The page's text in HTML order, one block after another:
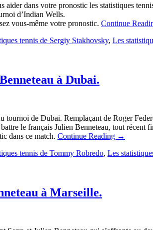
dans votre pronostic les statistiques
d’Indian Wells.
vous-même votre pronostic. Continue
tennis de Sergiy Stakhovsky, Les
à Dubai.
tournoi de Dubai. Remplaçant de Roger
le français Julien Benneteau, tout récent
dans ce match. Continue Reading →
tennis de Tommy Robredo, Les
à Marseille.